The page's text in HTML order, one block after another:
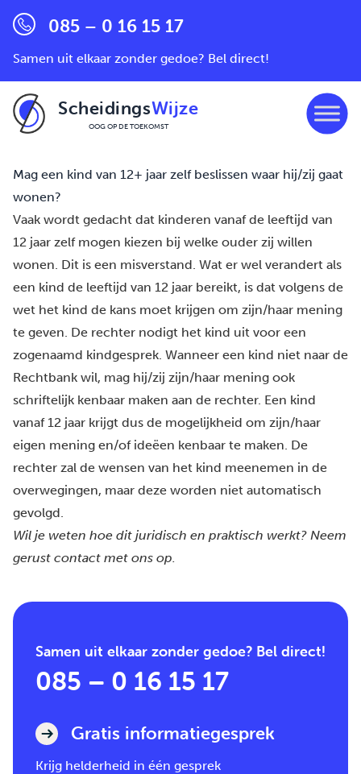
085 – 0 16 15 17
Samen uit elkaar zonder gedoe? Bel direct!
ScheidingsWijze
OOG OP DE TOEKOMST
Mag een kind van 12+ jaar zelf beslissen waar hij/zij gaat
wonen?
Vaak wordt gedacht dat kinderen vanaf de leeftijd van
12 jaar zelf mogen kiezen bij welke ouder zij willen
wonen. Dit is een misverstand. Wat er wel verandert als
een kind de leeftijd van 12 jaar bereikt, is dat volgens de
wet het kind de kans moet krijgen om zijn/haar mening
te geven. De rechter nodigt het kind uit voor een
zogenaamd kindgesprek. Wanneer een kind niet naar de
Rechtbank wil, mag hij/zij zijn/haar mening ook
schriftelijk kenbaar maken aan de rechter. Een kind
vanaf 12 jaar krijgt dus de mogelijkheid om zijn/haar
eigen mening en/of ideëen kenbaar te maken. De
rechter zal de wensen van het kind meenemen in de
overwegingen, maar deze worden niet automatisch
gevolgd.
Wil je weten hoe dit juridisch en praktisch werkt? Neem
gerust contact met ons op.
Samen uit elkaar zonder gedoe? Bel direct!
085 – 0 16 15 17
Gratis informatiegesprek
Krijg helderheid in één gesprek